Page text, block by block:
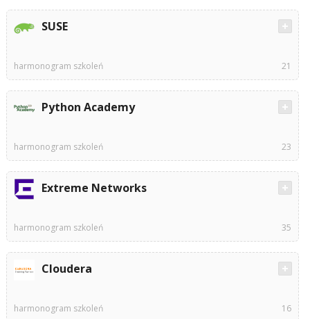
SUSE
harmonogram szkoleń 21
Python Academy
harmonogram szkoleń 23
Extreme Networks
harmonogram szkoleń 35
Cloudera
harmonogram szkoleń 16